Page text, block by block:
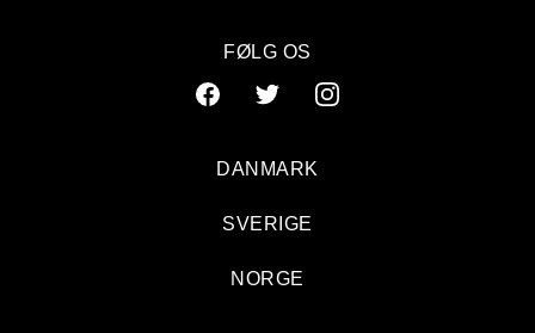
FØLG OS
DANMARK
SVERIGE
NORGE